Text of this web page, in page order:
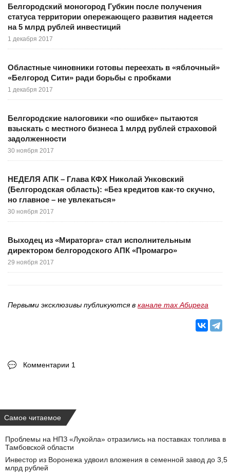
Белгородский моногород Губкин после получения
статуса территории опережающего развития надеется
на 5 млрд рублей инвестиций
1 декабря 2017
Областные чиновники готовы переехать в «яблочный»
«Белгород Сити» ради борьбы с пробками
1 декабря 2017
Белгородские налоговики «по ошибке» пытаются
взыскать с местного бизнеса 1 млрд рублей страховой
задолженности
30 ноября 2017
НЕДЕЛЯ АПК – Глава КФХ Николай Унковский
(Белгородская область): «Без кредитов как-то скучно,
но главное – не увлекаться»
30 ноября 2017
Выходец из «Мираторга» стал исполнительным
директором белгородского АПК «Промагро»
29 ноября 2017
Первыми эксклюзивы публикуются в канале max Абирега
Комментарии 1
Самое читаемое
Проблемы на НПЗ «Лукойла» отразились на поставках топлива в
Тамбовской области
Инвестор из Воронежа удвоил вложения в семенной завод до 3,5
млрд рублей